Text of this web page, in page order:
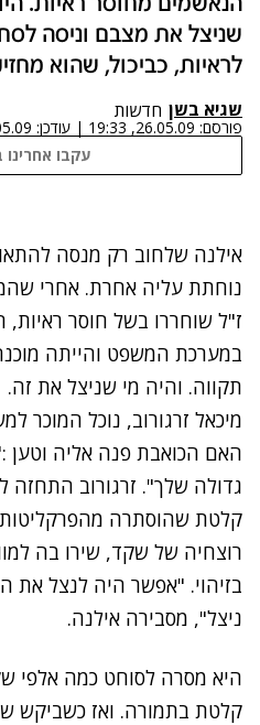
שניצל את מצבם וניסה
לראיות, כביכול, שהוא
שגיא בשן חדשות
פורסם: 26.05.09, 19:33
| עודכן: 02:56
עקבו אחרינו
נתקלנו
אילנה שלחוב רק מנסה
נוחתת עליה אחרת. אחרי
ז"ל שוחררו בשל חוסר ראיות,
במערכת המשפט והייתה
תקווה. והיה מי שניצל את זה.
מיכאל זרגורוב, נוכל המוכר
האם הכואבת פנה אליה
גדולה שלך". זרגורוב התחזה
קלטת שהוסתרה
רוצחיה של שקד, שירו בה
בזיהוי. "אפשר היה לנצל את
ניצל", מסבירה אילנה.
היא מסרה לסוחט כמה אלפי
קלטת בתמורה. ואז כשביקש